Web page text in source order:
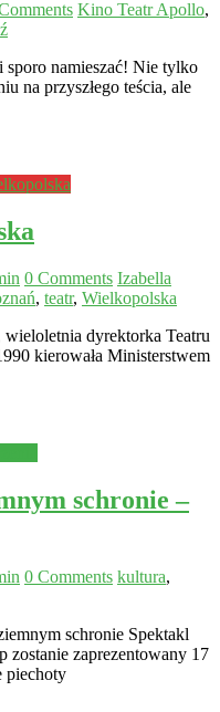
Kino Teatr Apollo,
namieszać! Nie tylko
na przyszłego teścia, ale
0 Comments Izabella
, teatr, Wielkopolska
dyrektorka Teatru
kierowała Ministerstwem
schronie –
0 Comments kultura,
schronie Spektakl
zostanie zaprezentowany 17
piechoty